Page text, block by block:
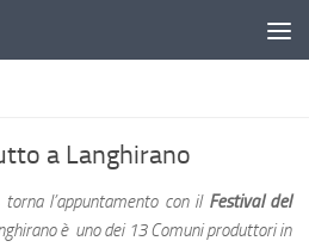
a Langhirano
l’appuntamento con il Festival del
è uno dei 13 Comuni produttori in